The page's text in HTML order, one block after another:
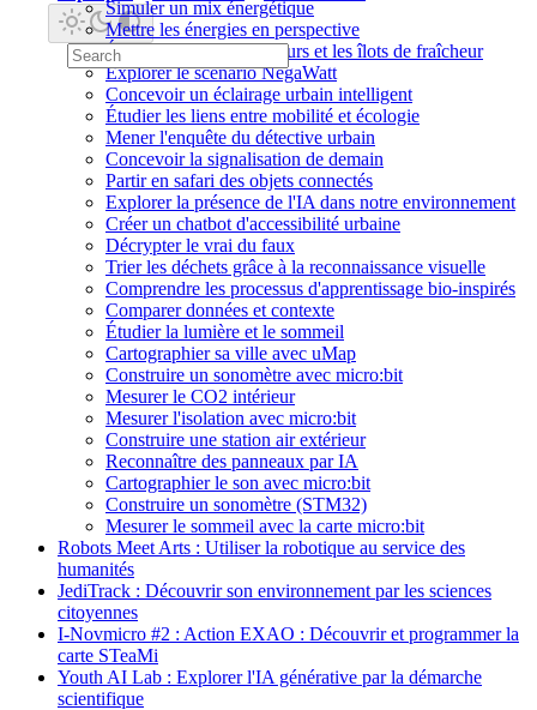
Simuler un mix énergétique
Mettre les énergies en perspective
Étudier l'isolation des murs et les îlots de fraîcheur
Explorer le scénario NégaWatt
Concevoir un éclairage urbain intelligent
Étudier les liens entre mobilité et écologie
Mener l'enquête du détective urbain
Concevoir la signalisation de demain
Partir en safari des objets connectés
Explorer la présence de l'IA dans notre environnement
Créer un chatbot d'accessibilité urbaine
Décrypter le vrai du faux
Trier les déchets grâce à la reconnaissance visuelle
Comprendre les processus d'apprentissage bio-inspirés
Comparer données et contexte
Étudier la lumière et le sommeil
Cartographier sa ville avec uMap
Construire un sonomètre avec micro:bit
Mesurer le CO2 intérieur
Mesurer l'isolation avec micro:bit
Construire une station air extérieur
Reconnaître des panneaux par IA
Cartographier le son avec micro:bit
Construire un sonomètre (STM32)
Mesurer le sommeil avec la carte micro:bit
Robots Meet Arts : Utiliser la robotique au service des
humanités
JediTrack : Découvrir son environnement par les sciences
citoyennes
I-Novmicro #2 : Action EXAO : Découvrir et programmer la
carte STeaMi
Youth AI Lab : Explorer l'IA générative par la démarche
scientifique